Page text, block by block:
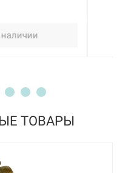
Нет в наличии
ТОВАРЫ